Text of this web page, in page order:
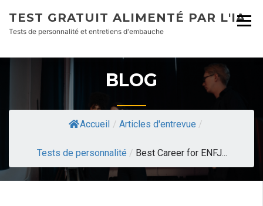
TEST GRATUIT ALIMENTÉ PAR L'IA
Tests de personnalité et entretiens d'embauche
BLOG
Accueil / Articles d'entrevue /
Tests de personnalité / Best Career for ENFJ...